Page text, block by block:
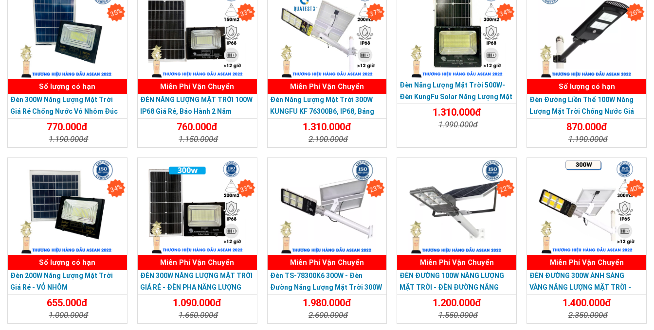
SẢN PHẨM CHẤT LƯỢNG - DỊCH VỤ TIN DÙNG LẦN VII - 2020
35%
Số lượng có hạn
Đèn 300W Năng Lượng Mặt Trời
Giá Rẻ Chống Nước Vỏ Nhôm Đúc
770.000đ
1.190.000đ
33%
Miễn Phí Vận Chuyển
ĐÈN NĂNG LƯỢNG MẶT TRỜI 100W
IP68 Giá Rẻ, Bảo Hành 2 Năm
760.000đ
1.150.000đ
37%
Miễn Phí Vận Chuyển
Đèn Năng Lượng Mặt Trời 300W
KUNGFU KF 76300B6, IP68, Bảng
1.310.000đ
2.100.000đ
34%
Đèn Năng Lượng Mặt Trời 500W-
Đèn KungFu Solar Năng Lượng Mặt
Trời 500W,IP 67 Loại Lớn
1.310.000đ
1.990.000đ
26%
Số lượng có hạn
Đèn Đường Liền Thể 100W Năng
Lượng Mặt Trời Chống Nước Giá
870.000đ
1.190.000đ
34%
Số lượng có hạn
Đèn 200W Năng Lượng Mặt Trời
Giá Rẻ - VỎ NHÔM
655.000đ
1.000.000đ
33%
Miễn Phí Vận Chuyển
ĐÈN 300W NĂNG LƯỢNG MẶT TRỜI
GIÁ RẺ - ĐÈN PHA NĂNG LƯỢNG
MẶT TRỜI 300W MẪU MỚI
1.090.000đ
1.650.000đ
23%
Miễn Phí Vận Chuyển
Đèn TS-78300K6 300W - Đèn
Đường Năng Lượng Mặt Trời 300W
TS-78300K6 - Solar Light 300W
1.980.000đ
2.600.000đ
22%
Miễn Phí Vận Chuyển
ĐÈN ĐƯỜNG 100W NĂNG LƯỢNG
MẶT TRỜI - ĐÈN ĐƯỜNG NĂNG
LƯỢNG MẶT TRỜI 100W GIÁ RẺ -
Solar Light 100W
1.200.000đ
1.550.000đ
40%
Miễn Phí Vận Chuyển
ĐÈN ĐƯỜNG 300W ÁNH SÁNG
VÀNG NĂNG LƯỢNG MẶT TRỜI -
Solar Light 300W1.400.000đ
2.350.000đ